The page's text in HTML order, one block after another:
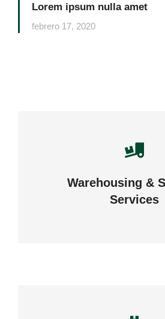
Lorem ipsum nulla amet
febrero 17, 2020
Warehousing &
Services
Careful storage of
VIEW DETAILS